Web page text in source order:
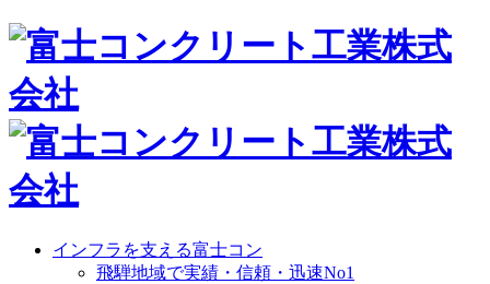
インフラを支える富士コン
飛騨地域で実績・信頼・迅速No1